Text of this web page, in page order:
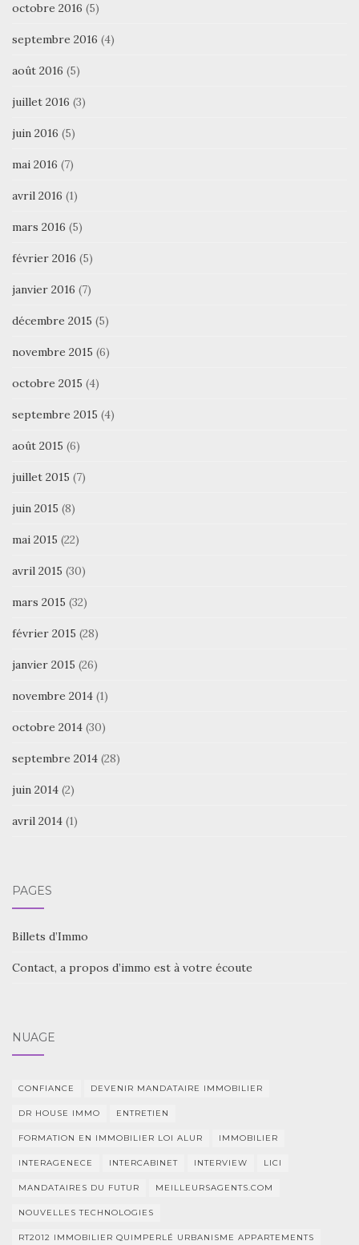
octobre 2016 (5)
septembre 2016 (4)
août 2016 (5)
juillet 2016 (3)
juin 2016 (5)
mai 2016 (7)
avril 2016 (1)
mars 2016 (5)
février 2016 (5)
janvier 2016 (7)
décembre 2015 (5)
novembre 2015 (6)
octobre 2015 (4)
septembre 2015 (4)
août 2015 (6)
juillet 2015 (7)
juin 2015 (8)
mai 2015 (22)
avril 2015 (30)
mars 2015 (32)
février 2015 (28)
janvier 2015 (26)
novembre 2014 (1)
octobre 2014 (30)
septembre 2014 (28)
juin 2014 (2)
avril 2014 (1)
PAGES
Billets d’Immo
Contact, a propos d’immo est à votre écoute
NUAGE
CONFIANCE DEVENIR MANDATAIRE IMMOBILIER
DR HOUSE IMMO ENTRETIEN
FORMATION EN IMMOBILIER LOI ALUR IMMOBILIER
INTERAGENECE INTERCABINET INTERVIEW LICI
MANDATAIRES DU FUTUR MEILLEURSAGENTS.COM
NOUVELLES TECHNOLOGIES
RT2012 IMMOBILIER QUIMPERLÉ URBANISME APPARTEMENTS